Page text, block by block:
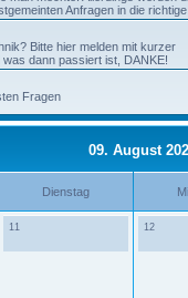
Anfragen in die
Bitte hier melden mit kurzer
dann passiert ist, DANKE!
Fragen
09. August
Dienstag
11 12